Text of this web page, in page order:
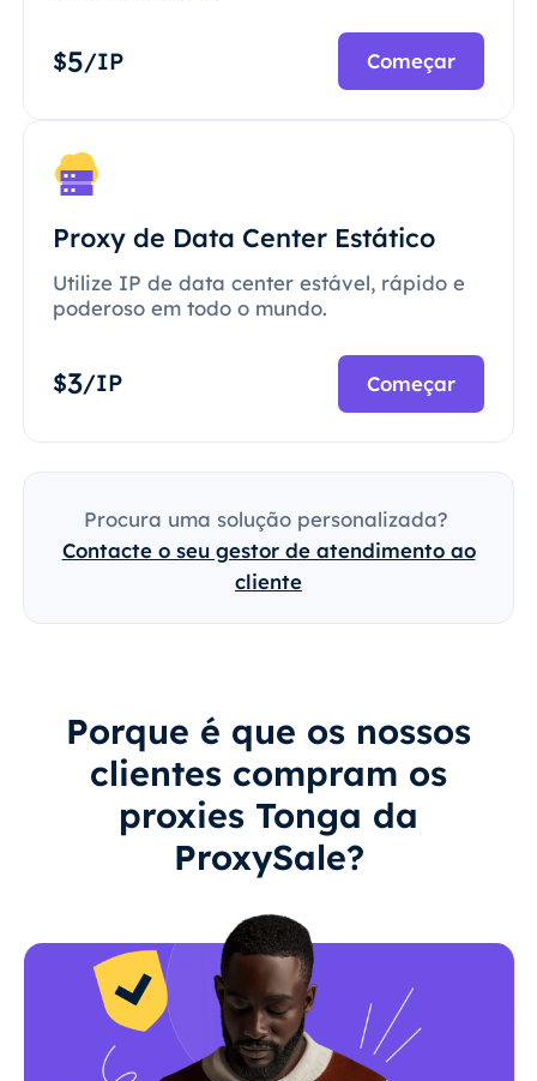
$5/IP Começar
Proxy de Data Center Estático
Utilize IP de data center estável, rápido e
poderoso em todo o mundo.
$3/IP Começar
Procura uma solução personalizada?
Contacte o seu gestor de atendimento ao
cliente
Porque é que os nossos
clientes compram os
proxies Tonga da
ProxySale?